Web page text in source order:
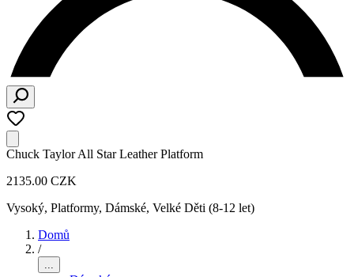
Chuck Taylor All Star Leather Platform
2135.00 CZK
Vysoký, Platformy, Dámské, Velké Děti (8-12 let)
Domů
/
...